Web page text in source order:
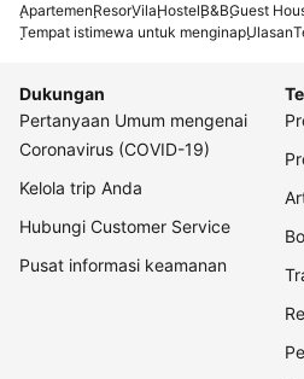
ApartemenResorVilaHostelB&BGuest
Tempat istimewa untuk menginapUlasan
Dukungan
Pertanyaan Umum mengenai
Coronavirus (COVID-19)
Kelola trip Anda
Hubungi Customer Service
Pusat informasi keamanan